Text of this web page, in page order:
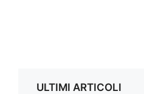
ULTIMI ARTICOLI